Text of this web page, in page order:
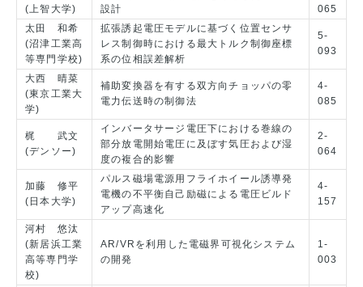
(上智大学)
設計
065
太田 和希
(沼津工業高
等専門学校)
拡張誘起電圧モデルに基づく位置センサ
レス制御時における最大トルク制御座標
系の位相誤差解析
5-
093
大西 晴菜
(東京工業大
学)
補助変換器を有する双方向チョッパの零
電力伝送時の制御法
4-
085
梶 武文
(デンソー)
インバータサージ電圧下における巻線の
部分放電開始電圧に及ぼす気圧および湿
度の複合的影響
2-
064
加藤 修平
(日本大学)
パルス磁場電源用フライホイール誘導発
電機の不平衡自己励磁による電圧ビルド
アップ高速化
4-
157
河村 悠汰
(新居浜工業
高等専門学
校)
AR/VRを利用した電磁界可視化システム
の開発
1-
003